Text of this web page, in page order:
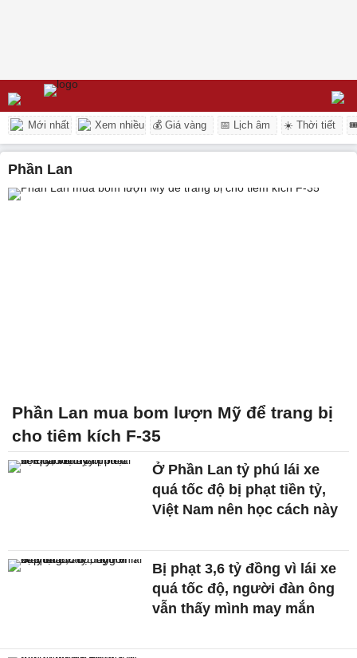
Mới nhất Xem nhiều 💰 Giá vàng 📅 Lịch âm ☀️ Thời tiết
Phần Lan
Phần Lan mua bom lượn Mỹ để trang bị
cho tiêm kích F-35
Ở Phần Lan tỷ phú lái xe
quá tốc độ bị phạt tiền tỷ,
Việt Nam nên học cách này
Bị phạt 3,6 tỷ đồng vì lái xe
quá tốc độ, người đàn ông
vẫn thấy mình may mắn